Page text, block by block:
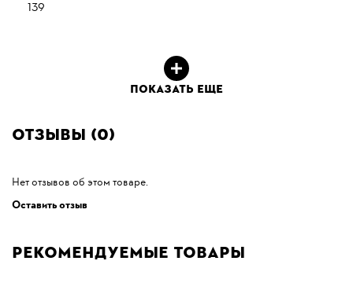
139
ПОКАЗАТЬ ЕЩЕ
Отзывы (0)
Нет отзывов об этом товаре.
Оставить отзыв
Рекомендуемые товары